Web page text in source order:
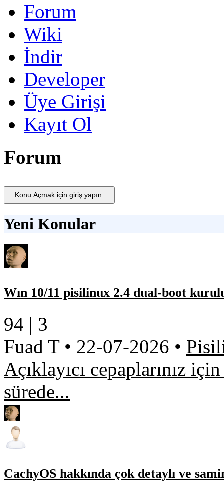
Forum
Wiki
İndir
Developer
Üye Girişi
Kayıt Ol
Forum
Konu Açmak için giriş yapın.
Yeni Konular
Wın 10/11 pisilinux 2.4 dual-boot
94 | 3
Fuad T • 22-07-2026 •
Açıklayıcı cepaplarınız
sürede...
CachyOS hakkında çok detaylı ve